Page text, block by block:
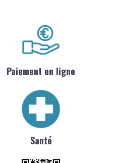
Paiement en ligne
Santé